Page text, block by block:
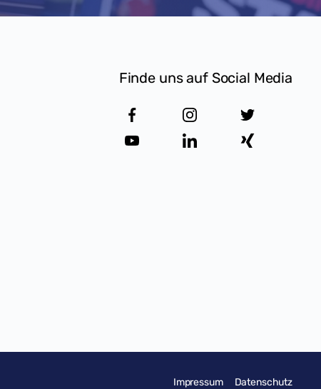
Finde uns auf Social Media
Impressum Datenschutz